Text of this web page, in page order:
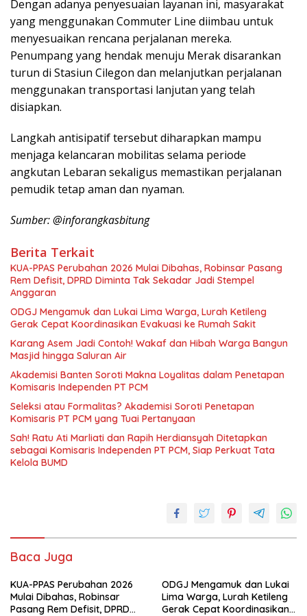
Dengan adanya penyesuaian layanan ini, masyarakat
yang menggunakan Commuter Line diimbau untuk
menyesuaikan rencana perjalanan mereka.
Penumpang yang hendak menuju Merak disarankan
turun di Stasiun Cilegon dan melanjutkan perjalanan
menggunakan transportasi lanjutan yang telah
disiapkan.
Langkah antisipatif tersebut diharapkan mampu
menjaga kelancaran mobilitas selama periode
angkutan Lebaran sekaligus memastikan perjalanan
pemudik tetap aman dan nyaman.
Sumber: @inforangkasbitung
Berita Terkait
KUA-PPAS Perubahan 2026 Mulai Dibahas, Robinsar Pasang
Rem Defisit, DPRD Diminta Tak Sekadar Jadi Stempel
Anggaran
ODGJ Mengamuk dan Lukai Lima Warga, Lurah Ketileng
Gerak Cepat Koordinasikan Evakuasi ke Rumah Sakit
Karang Asem Jadi Contoh! Wakaf dan Hibah Warga Bangun
Masjid hingga Saluran Air
Akademisi Banten Soroti Makna Loyalitas dalam Penetapan
Komisaris Independen PT PCM
Seleksi atau Formalitas? Akademisi Soroti Penetapan
Komisaris PT PCM yang Tuai Pertanyaan
Sah! Ratu Ati Marliati dan Rapih Herdiansyah Ditetapkan
sebagai Komisaris Independen PT PCM, Siap Perkuat Tata
Kelola BUMD
Baca Juga
KUA-PPAS Perubahan 2026
Mulai Dibahas, Robinsar
Pasang Rem Defisit, DPRD
ODGJ Mengamuk dan Lukai
Lima Warga, Lurah Ketileng
Gerak Cepat Koordinasikan